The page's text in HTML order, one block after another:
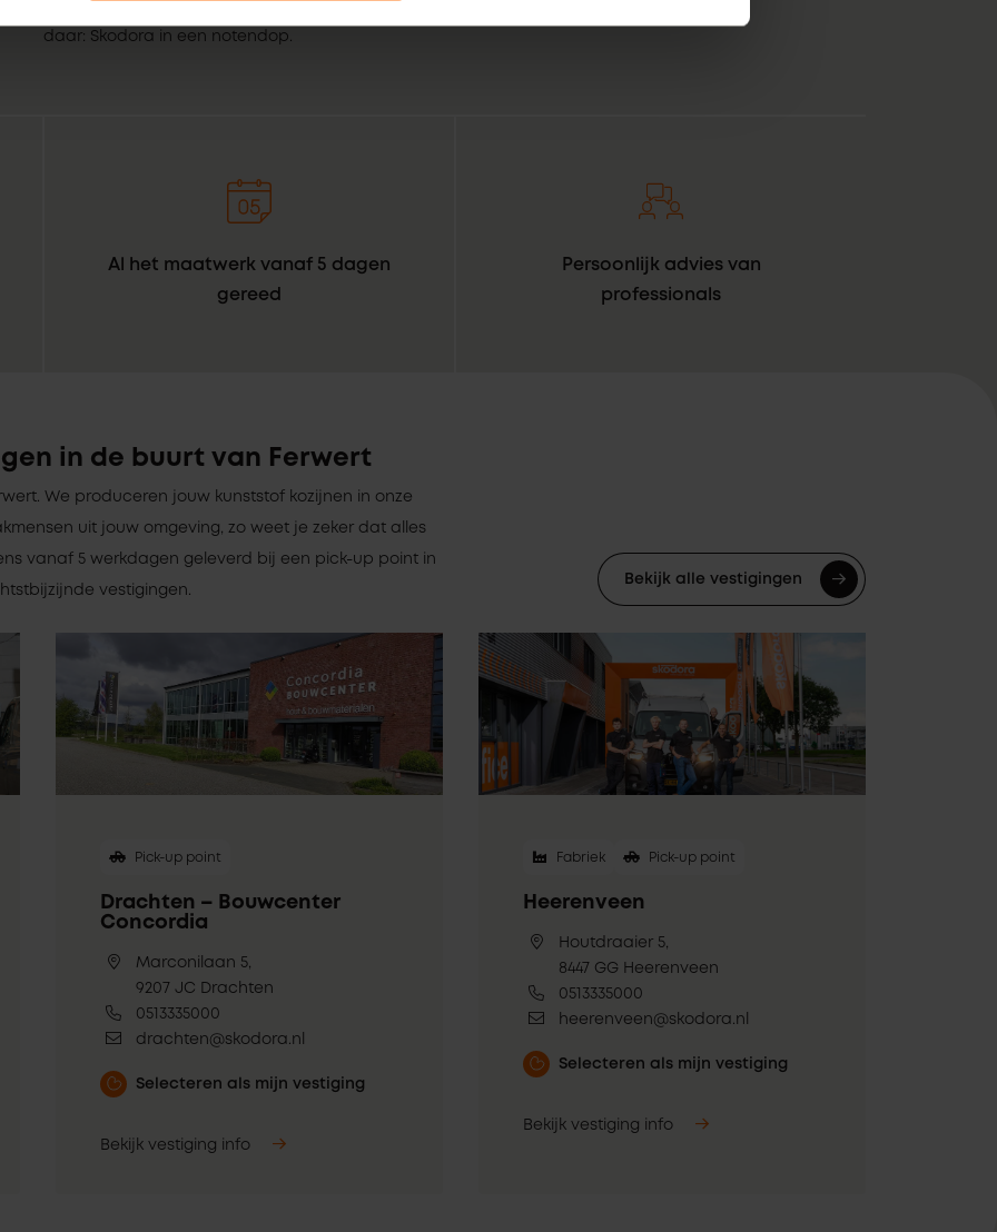
daar: Skodora in een notendop.
Al het maatwerk vanaf 5 dagen
gereed
Persoonlijk advies van
professionals
in de buurt van Ferwert
We produceren jouw kunststof kozijnen in onze
uit jouw omgeving, zo weet je zeker dat alles
vanaf 5 werkdagen geleverd bij een pick-up point in
vestigingen.
Bekijk alle vestigingen
Pick-up point
Drachten – Bouwcenter
Concordia
Marconilaan 5,
9207 JC Drachten
0513335000
drachten@skodora.nl
Selecteren als mijn vestiging
Bekijk vestiging info
Fabriek Pick-up point
Heerenveen
Houtdraaier 5,
8447 GG Heerenveen
0513335000
heerenveen@skodora.nl
Selecteren als mijn vestiging
Bekijk vestiging info